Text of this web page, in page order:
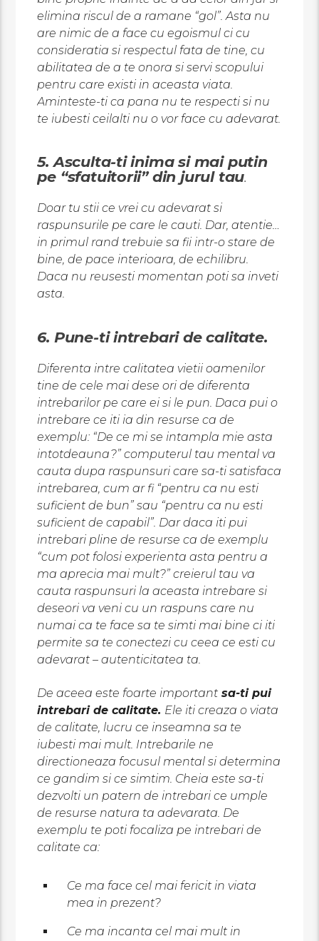
elimina riscul de a ramane “gol”. Asta nu
are nimic de a face cu egoismul ci cu
consideratia si respectul fata de tine, cu
abilitatea de a te onora si servi scopului
pentru care existi in aceasta viata.
Aminteste-ti ca pana nu te respecti si nu
te iubesti ceilalti nu o vor face cu adevarat.
5. Asculta-ti inima si mai putin
pe “sfatuitorii” din jurul tau.
Doar tu stii ce vrei cu adevarat si
raspunsurile pe care le cauti. Dar, atentie…
in primul rand trebuie sa fii intr-o stare de
bine, de pace interioara, de echilibru.
Daca nu reusesti momentan poti sa inveti
asta.
6. Pune-ti intrebari de calitate.
Diferenta intre calitatea vietii oamenilor
tine de cele mai dese ori de diferenta
intrebarilor pe care ei si le pun. Daca pui o
intrebare ce iti ia din resurse ca de
exemplu: “De ce mi se intampla mie asta
intotdeauna?” computerul tau mental va
cauta dupa raspunsuri care sa-ti satisfaca
intrebarea, cum ar fi “pentru ca nu esti
suficient de bun” sau “pentru ca nu esti
suficient de capabil”. Dar daca iti pui
intrebari pline de resurse ca de exemplu
“cum pot folosi experienta asta pentru a
ma aprecia mai mult?” creierul tau va
cauta raspunsuri la aceasta intrebare si
deseori va veni cu un raspuns care nu
numai ca te face sa te simti mai bine ci iti
permite sa te conectezi cu ceea ce esti cu
adevarat – autenticitatea ta.
De aceea este foarte important sa-ti pui
intrebari de calitate. Ele iti creaza o viata
de calitate, lucru ce inseamna sa te
iubesti mai mult. Intrebarile ne
directioneaza focusul mental si determina
ce gandim si ce simtim. Cheia este sa-ti
dezvolti un patern de intrebari ce umple
de resurse natura ta adevarata. De
exemplu te poti focaliza pe intrebari de
calitate ca:
Ce ma face cel mai fericit in viata
mea in prezent?
Ce ma incanta cel mai mult in